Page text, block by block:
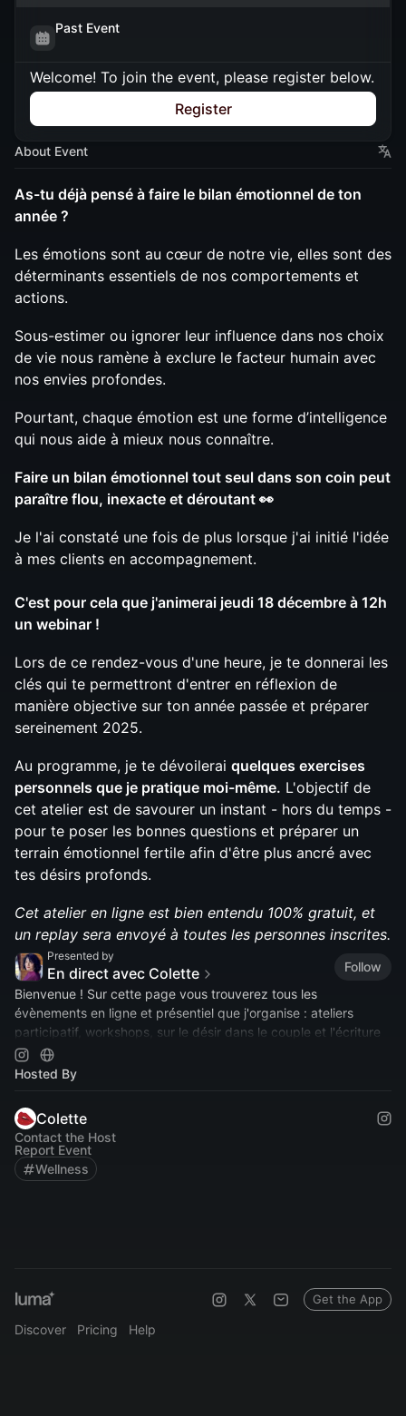
Past Event
Welcome! To join the event, please register below.
Register
About Event
As-tu déjà pensé à faire le bilan émotionnel de ton
année ?
Les émotions sont au cœur de notre vie, elles sont des
déterminants essentiels de nos comportements et
actions.
Sous-estimer ou ignorer leur influence dans nos choix
de vie nous ramène à exclure le facteur humain avec
nos envies profondes.
Pourtant, chaque émotion est une forme d’intelligence
qui nous aide à mieux nous connaître.
Faire un bilan émotionnel tout seul dans son coin peut
paraître flou, inexacte et déroutant 👀
Je l'ai constaté une fois de plus lorsque j'ai initié l'idée
à mes clients en accompagnement.
C'est pour cela que j'animerai jeudi 18 décembre à 12h
un webinar !
Lors de ce rendez-vous d'une heure, je te donnerai les
clés qui te permettront d'entrer en réflexion de
manière objective sur ton année passée et préparer
sereinement 2025.
Au programme, je te dévoilerai quelques exercises
personnels que je pratique moi-même. L'objectif de
cet atelier est de savourer un instant - hors du temps -
pour te poser les bonnes questions et préparer un
terrain émotionnel fertile afin d'être plus ancré avec
tes désirs profonds.
Cet atelier en ligne est bien entendu 100% gratuit, et
un replay sera envoyé à toutes les personnes inscrites.
Presented by
En direct avec Colette
Follow
Bienvenue ! Sur cette page vous trouverez tous les
évènements en ligne et présentiel que j'organise : ateliers
participatif, workshops, sur le désir dans le couple et l'écriture
érotique.
Hosted By
Colette
Contact the Host
Report Event
Wellness
Discover Pricing Help
Get the App